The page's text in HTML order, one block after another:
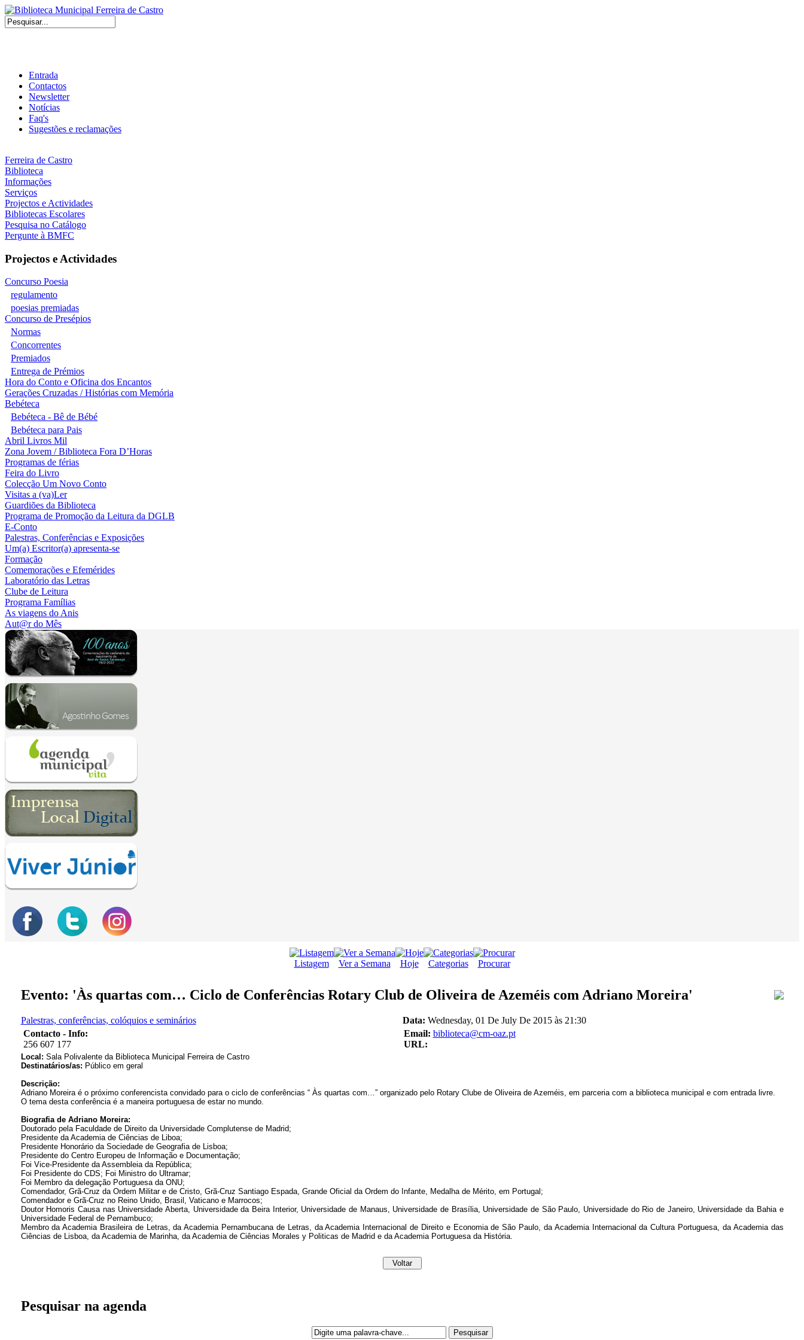
Entrada
Contactos
Newsletter
Notícias
Faq's
Sugestões e reclamações
Ferreira de Castro
Biblioteca
Informações
Serviços
Projectos e Actividades
Bibliotecas Escolares
Pesquisa no Catálogo
Pergunte à BMFC
Projectos e Actividades
Concurso Poesia
regulamento
poesias premiadas
Concurso de Presépios
Normas
Concorrentes
Premiados
Entrega de Prémios
Hora do Conto e Oficina dos Encantos
Gerações Cruzadas / Histórias com Memória
Bebéteca
Bebéteca - Bê de Bébé
Bebéteca para Pais
Abril Livros Mil
Zona Jovem / Biblioteca Fora D’Horas
Programas de férias
Feira do Livro
Colecção Um Novo Conto
Visitas a (va)Ler
Guardiões da Biblioteca
Programa de Promoção da Leitura da DGLB
E-Conto
Palestras, Conferências e Exposições
Um(a) Escritor(a) apresenta-se
Formação
Comemorações e Efemérides
Laboratório das Letras
Clube de Leitura
Programa Famílias
As viagens do Anis
Aut@r do Mês
Listagem Ver a Semana Hoje Categorias Procurar
Evento: 'Às quartas com… Ciclo de Conferências Rotary Club de Oliveira de Azeméis com Adriano Moreira'
Palestras, conferências, colóquios e seminários Data: Wednesday, 01 De July De 2015 às 21:30
Contacto - Info:
256 607 177
Email: biblioteca@cm-oaz.pt
URL:
Local: Sala Polivalente da Biblioteca Municipal Ferreira de Castro
Destinatários/as: Público em geral
Descrição:
Adriano Moreira é o próximo conferencista convidado para o ciclo de conferências “ Às quartas com…” organizado pelo Rotary Clube de Oliveira de Azeméis, em parceria com a biblioteca municipal e com entrada livre.
O tema desta conferência é a maneira portuguesa de estar no mundo.
Biografia de Adriano Moreira:
Doutorado pela Faculdade de Direito da Universidade Complutense de Madrid;
Presidente da Academia de Ciências de Liboa;
Presidente Honorário da Sociedade de Geografia de Lisboa;
Presidente do Centro Europeu de Informação e Documentação;
Foi Vice-Presidente da Assembleia da República;
Foi Presidente do CDS; Foi Ministro do Ultramar;
Foi Membro da delegação Portuguesa da ONU;
Comendador, Grã-Cruz da Ordem Militar e de Cristo, Grã-Cruz Santiago Espada, Grande Oficial da Ordem do Infante, Medalha de Mérito, em Portugal;
Comendador e Grã-Cruz no Reino Unido, Brasil, Vaticano e Marrocos;
Doutor Homoris Causa nas Universidade Aberta, Universidade da Beira Interior, Universidade de Manaus, Universidade de Brasília, Universidade de São Paulo, Universidade do Rio de Janeiro, Universidade da Bahia e
Universidade Federal de Pernambuco;
Membro da Academia Brasileira de Letras, da Academia Pernambucana de Letras, da Academia Internacional de Direito e Economia de São Paulo, da Academia Internacional da Cultura Portuguesa, da Academia das
Ciências de Lisboa, da Academia de Marinha, da Academia de Ciências Morales y Politicas de Madrid e da Academia Portuguesa da História.
Pesquisar na agenda